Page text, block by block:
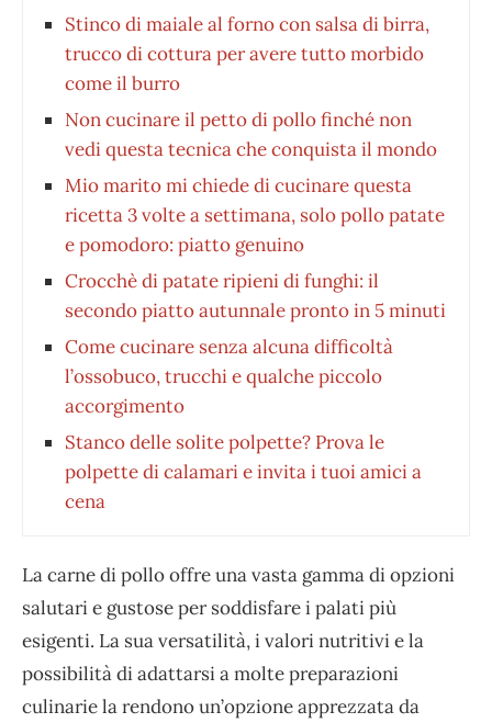
Stinco di maiale al forno con salsa di birra,
trucco di cottura per avere tutto morbido
come il burro
Non cucinare il petto di pollo finché non
vedi questa tecnica che conquista il mondo
Mio marito mi chiede di cucinare questa
ricetta 3 volte a settimana, solo pollo patate
e pomodoro: piatto genuino
Crocchè di patate ripieni di funghi: il
secondo piatto autunnale pronto in 5 minuti
Come cucinare senza alcuna difficoltà
l’ossobuco, trucchi e qualche piccolo
accorgimento
Stanco delle solite polpette? Prova le
polpette di calamari e invita i tuoi amici a
cena
La carne di pollo offre una vasta gamma di opzioni
salutari e gustose per soddisfare i palati più
esigenti. La sua versatilità, i valori nutritivi e la
possibilità di adattarsi a molte preparazioni
culinarie la rendono un’opzione apprezzata da